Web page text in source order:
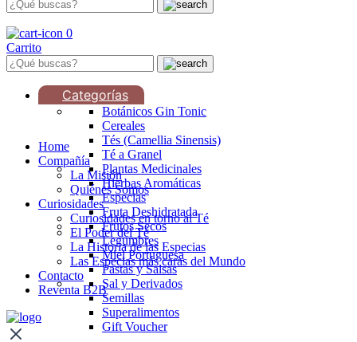
0
Carrito
Categorías
Botánicos Gin Tonic
Cereales
Tés (Camellia Sinensis)
Té a Granel
Plantas Medicinales
Hierbas Aromáticas
Especias
Fruta Deshidratada
Frutos Secos
Legumbres
Miel Portuguesa
Pastas y Salsas
Sal y Derivados
Semillas
Superalimentos
Gift Voucher
Home
Compañía
La Misión
Quiénes Somos
Curiosidades
Curiosidades en torno al Té
El Poder del Té
La Historia de las Especias
Las Especias más caras del Mundo
Contacto
Reventa B2B